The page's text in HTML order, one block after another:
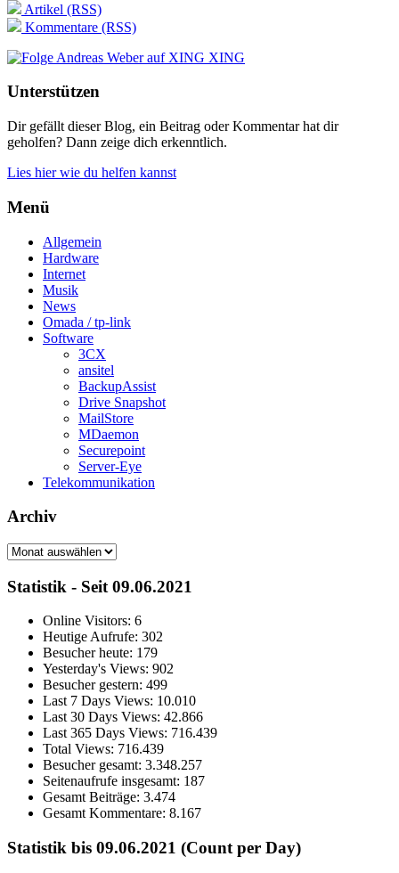
Artikel (RSS)
Kommentare (RSS)
XING
Unterstützen
Dir gefällt dieser Blog, ein Beitrag oder Kommentar hat dir
geholfen? Dann zeige dich erkenntlich.
Lies hier wie du helfen kannst
Menü
Allgemein
Hardware
Internet
Musik
News
Omada / tp-link
Software
3CX
ansitel
BackupAssist
Drive Snapshot
MailStore
MDaemon
Securepoint
Server-Eye
Telekommunikation
Archiv
Archiv
Statistik - Seit 09.06.2021
Online Visitors: 6
Heutige Aufrufe: 302
Besucher heute: 179
Yesterday's Views: 902
Besucher gestern: 499
Last 7 Days Views: 10.010
Last 30 Days Views: 42.866
Last 365 Days Views: 716.439
Total Views: 716.439
Besucher gesamt: 3.348.257
Seitenaufrufe insgesamt: 187
Gesamt Beiträge: 3.474
Gesamt Kommentare: 8.167
Statistik bis 09.06.2021 (Count per Day)